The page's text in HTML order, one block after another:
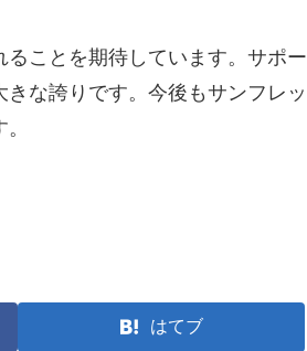
ことを期待しています。サポー
な誇りです。今後もサンフレッ
はてブ